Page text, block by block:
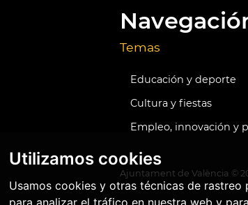
Utilizamos cookies
Usamos cookies y otras técnicas de
para analizar el tráfico en nuestra web y
Temas
Educación y deporte
Cultura y fiestas
Empleo, innovación y
Ajuntament de València ©